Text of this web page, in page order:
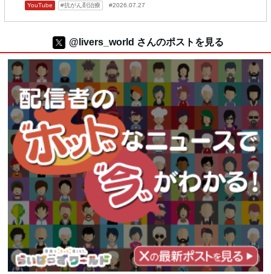
YouTube 抗がん剤治療 2026.07.27
@livers_world さんのポストを見る